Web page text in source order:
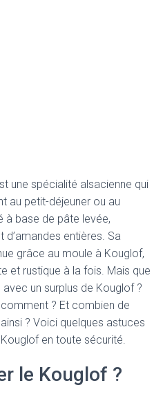
une spécialité alsacienne qui
au petit-déjeuner ou au
à base de pâte levée,
entières. Sa
grâce au moule à Kouglof,
et rustique à la fois. Mais que
un surplus de Kouglof ?
? Et combien de
? Voici quelques astuces
en toute sécurité.
le Kouglof ?